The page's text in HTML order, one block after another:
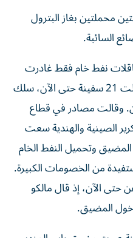
محملتين بغاز البترول
السائبة.
نفط خام فقط غادرت
المضيق منذ بداية الأسبوع. ودخلت 21 سفينة حتى الآن، سلك
وقالت مصادر في قطاع
الصينية والهندية سعت
وتحميل النفط الخام
من الخصومات الكبيرة.
الآن، إذ قال مالكو
المضيق.